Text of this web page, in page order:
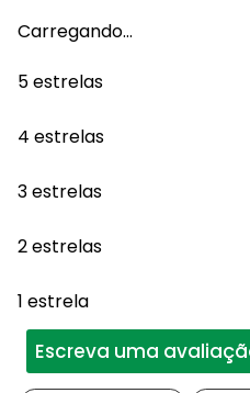
Carregando…
5 estrelas
4 estrelas
3 estrelas
2 estrelas
1 estrela
Escreva uma